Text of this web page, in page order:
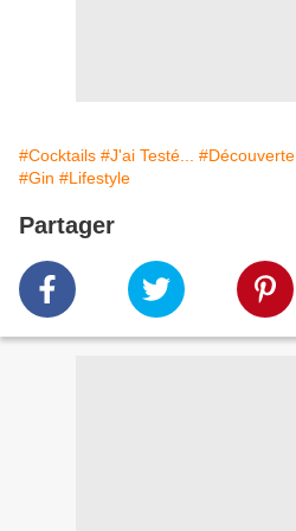
#Cocktails #J'ai Testé... #Découverte
#Gin #Lifestyle
Partager